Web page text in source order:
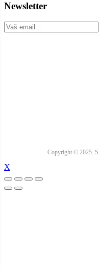
Newsletter
Copyright © 2025.
X